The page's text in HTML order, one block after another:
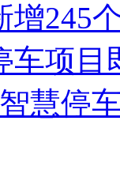
增245
车项目
慧停